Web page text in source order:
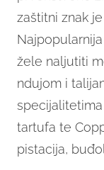
zaštitni znak je
žele naljutiti
ndujom i
tartufa te
pistacija,